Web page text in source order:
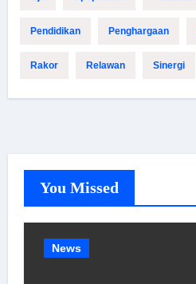
Pendidikan Penghargaan
Rakor Relawan Sinergi
You Missed
News